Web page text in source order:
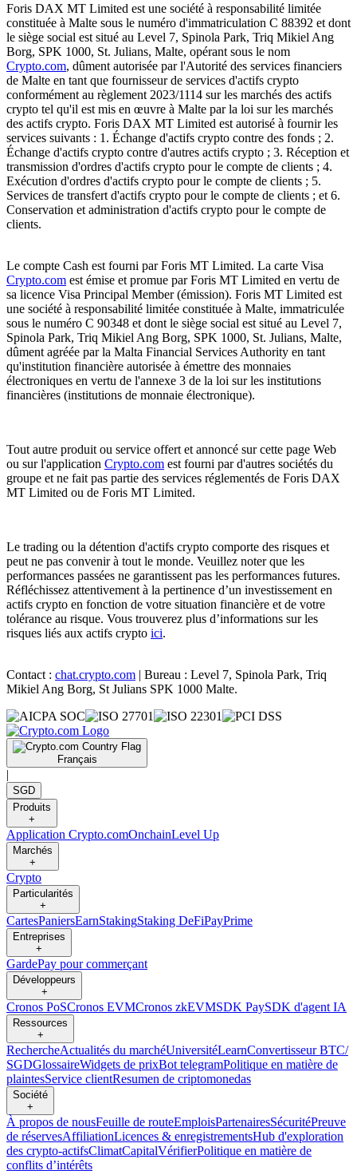
Foris DAX MT Limited est une société à responsabilité limitée
constituée à Malte sous le numéro d'immatriculation C 88392 et dont
le siège social est situé au Level 7, Spinola Park, Triq Mikiel Ang
Borg, SPK 1000, St. Julians, Malte, opérant sous le nom
Crypto.com, dûment autorisée par l'Autorité des services financiers
de Malte en tant que fournisseur de services d'actifs crypto
conformément au règlement 2023/1114 sur les marchés des actifs
crypto tel qu'il est mis en œuvre à Malte par la loi sur les marchés
des actifs crypto. Foris DAX MT Limited est autorisé à fournir les
services suivants : 1. Échange d'actifs crypto contre des fonds ; 2.
Échange d'actifs crypto contre d'autres actifs crypto ; 3. Réception et
transmission d'ordres d'actifs crypto pour le compte de clients ; 4.
Exécution d'ordres d'actifs crypto pour le compte de clients ; 5.
Services de transfert d'actifs crypto pour le compte de clients ; et 6.
Conservation et administration d'actifs crypto pour le compte de
clients.
Le compte Cash est fourni par Foris MT Limited. La carte Visa
Crypto.com est émise et promue par Foris MT Limited en vertu de
sa licence Visa Principal Member (émission). Foris MT Limited est
une société à responsabilité limitée constituée à Malte, immatriculée
sous le numéro C 90348 et dont le siège social est situé au Level 7,
Spinola Park, Triq Mikiel Ang Borg, SPK 1000, St. Julians, Malte,
dûment agréée par la Malta Financial Services Authority en tant
qu'institution financière autorisée à émettre des monnaies
électroniques en vertu de l'annexe 3 de la loi sur les institutions
financières (institutions de monnaie électronique).
Tout autre produit ou service offert et annoncé sur cette page Web
ou sur l'application Crypto.com est fourni par d'autres sociétés du
groupe et ne fait pas partie des services réglementés de Foris DAX
MT Limited ou de Foris MT Limited.
Le trading ou la détention d'actifs crypto comporte des risques et
peut ne pas convenir à tout le monde. Veuillez noter que les
performances passées ne garantissent pas les performances futures.
Réfléchissez attentivement à la pertinence d’un investissement en
actifs crypto en fonction de votre situation financière et de votre
tolérance au risque. Vous trouverez plus d’informations sur les
risques liés aux actifs crypto ici.
Contact : chat.crypto.com | Bureau : Level 7, Spinola Park, Triq
Mikiel Ang Borg, St Julians SPK 1000 Malte.
Français
|
SGD
Produits
+
Application Crypto.comOnchainLevel Up
Marchés
+
Crypto
Particularités
+
CartesPaniersEarnStakingStaking DeFiPayPrime
Entreprises
+
GardePay pour commerçant
Développeurs
+
Cronos PoSCronos EVMCronos zkEVMSDK PaySDK d'agent IA
Ressources
+
RechercheActualités du marchéUniversitéLearnConvertisseur BTC/
SGDGlossaireWidgets de prixBot telegramPolitique en matière de
plaintesService clientResumen de criptomonedas
Société
+
À propos de nousFeuille de routeEmploisPartenairesSécuritéPreuve
de réservesAffiliationLicences & enregistrementsHub d'exploration
des crypto-actifsClimatCapitalVérifierPolitique en matière de
conflits d’intérêts